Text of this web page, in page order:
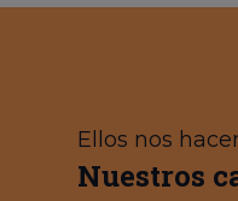
Ellos nos
Nuestros